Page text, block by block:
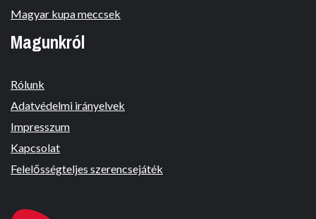
Magyar kupa meccsek
Magunkról
Rólunk
Adatvédelmi irányelvek
Impresszum
Kapcsolat
Felelősségteljes szerencsejáték